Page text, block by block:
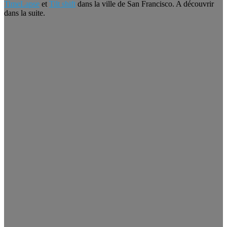
TimeLapse et Tilt shift dans la ville de San Francisco. A découvrir
dans la suite.